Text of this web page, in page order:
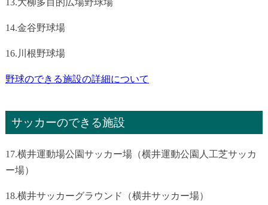
14.金谷野球場
16.川根野球場
野球のできる施設の詳細について
サッカーのできる施設
17.横井運動場公園サッカー場（横井運動公園人工芝サッカ
ー場）
18.横井サッカーグラウンド（横井サッカー場）